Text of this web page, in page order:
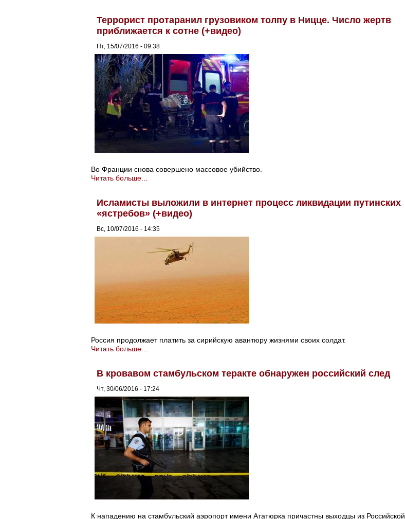
Террорист протаранил грузовиком толпу в Ницце. Число жертв
приближается к сотне (+видео)
Пт, 15/07/2016 - 09:38
Во Франции снова совершено массовое убийство.
Читать больше...
Исламисты выложили в интернет процесс ликвидации путинских
«ястребов» (+видео)
Вс, 10/07/2016 - 14:35
Россия продолжает платить за сирийскую авантюру жизнями своих солдат.
Читать больше...
В кровавом стамбульском теракте обнаружен российский след
Чт, 30/06/2016 - 17:24
К нападению на стамбульский аэропорт имени Ататюрка причастны выходцы из Российской